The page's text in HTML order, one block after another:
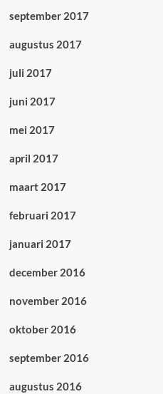
september 2017
augustus 2017
juli 2017
juni 2017
mei 2017
april 2017
maart 2017
februari 2017
januari 2017
december 2016
november 2016
oktober 2016
september 2016
augustus 2016